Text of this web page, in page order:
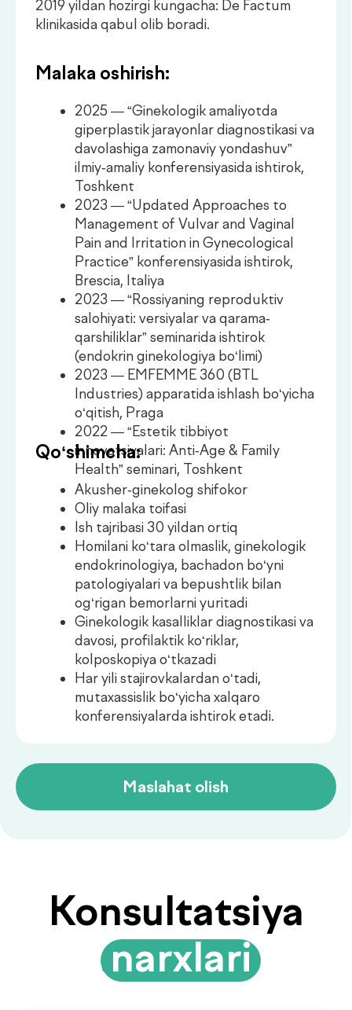
Qo‘shimcha:
Pain and Irritation in Gynecological
Practice” konferensiyasida ishtirok,
salohiyati: versiyalar va qarama-
qarshiliklar” seminarida ishtirok
2023 — EMFEMME 360 (BTL
Industries) apparatida ishlash bo‘yicha
o‘qitish, Praga
2022 — “Estetik tibbiyot
innovatsiyalari: Anti-Age & Family
Health” seminari, Toshkent
Akusher-ginekolog shifokor
Oliy malaka toifasi
Ish tajribasi 30 yildan ortiq
Homilani ko‘tara olmaslik, ginekologik
endokrinologiya, bachadon bo‘yni
patologiyalari va bepushtlik bilan
og‘rigan bemorlarni yuritadi
Ginekologik kasalliklar diagnostikasi va
davosi, profilaktik ko‘riklar,
kolposkopiya o‘tkazadi
Har yili stajirovkalardan o‘tadi,
mutaxassislik bo‘yicha xalqaro
konferensiyalarda ishtirok etadi.
Maslahat olish
Konsultatsiya
.narxlari
Narxi
Birlamchi
350 000UZS
Buyurtma
berish
Buyurtma
savollarga
javoblar